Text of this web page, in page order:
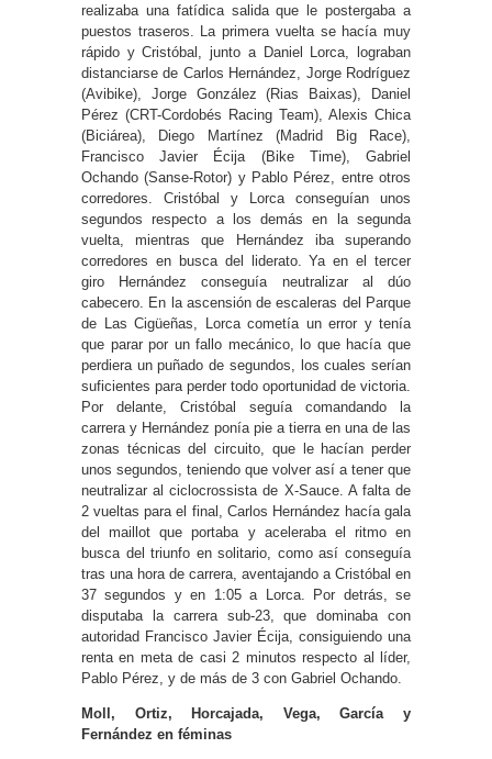
realizaba una fatídica salida que le postergaba a
puestos traseros. La primera vuelta se hacía muy
rápido y Cristóbal, junto a Daniel Lorca, lograban
distanciarse de Carlos Hernández, Jorge Rodríguez
(Avibike), Jorge González (Rias Baixas), Daniel
Pérez (CRT-Cordobés Racing Team), Alexis Chica
(Biciárea), Diego Martínez (Madrid Big Race),
Francisco Javier Écija (Bike Time), Gabriel
Ochando (Sanse-Rotor) y Pablo Pérez, entre otros
corredores. Cristóbal y Lorca conseguían unos
segundos respecto a los demás en la segunda
vuelta, mientras que Hernández iba superando
corredores en busca del liderato. Ya en el tercer
giro Hernández conseguía neutralizar al dúo
cabecero. En la ascensión de escaleras del Parque
de Las Cigüeñas, Lorca cometía un error y tenía
que parar por un fallo mecánico, lo que hacía que
perdiera un puñado de segundos, los cuales serían
suficientes para perder todo oportunidad de victoria.
Por delante, Cristóbal seguía comandando la
carrera y Hernández ponía pie a tierra en una de las
zonas técnicas del circuito, que le hacían perder
unos segundos, teniendo que volver así a tener que
neutralizar al ciclocrossista de X-Sauce. A falta de
2 vueltas para el final, Carlos Hernández hacía gala
del maillot que portaba y aceleraba el ritmo en
busca del triunfo en solitario, como así conseguía
tras una hora de carrera, aventajando a Cristóbal en
37 segundos y en 1:05 a Lorca. Por detrás, se
disputaba la carrera sub-23, que dominaba con
autoridad Francisco Javier Écija, consiguiendo una
renta en meta de casi 2 minutos respecto al líder,
Pablo Pérez, y de más de 3 con Gabriel Ochando.
Moll, Ortiz, Horcajada, Vega, García y
Fernández en féminas